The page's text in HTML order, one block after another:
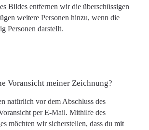
Bildes entfernen wir die überschüssigen
weitere Personen hinzu, wenn die
Personen darstellt.
Voransicht meiner Zeichnung?
natürlich vor dem Abschluss des
per E-Mail. Mithilfe des
möchten wir sicherstellen, dass du mit